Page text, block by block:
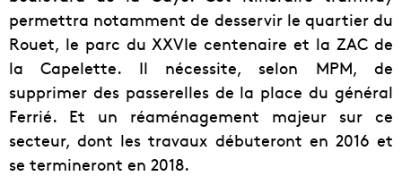
permettra notamment de desservir le quartier du
Rouet, le parc du XXVIe centenaire et la ZAC de
la Capelette. Il nécessite, selon MPM, de
supprimer des passerelles de la place du général
Ferrié. Et un réaménagement majeur sur ce
secteur, dont les travaux débuteront en 2016 et
se termineront en 2018.